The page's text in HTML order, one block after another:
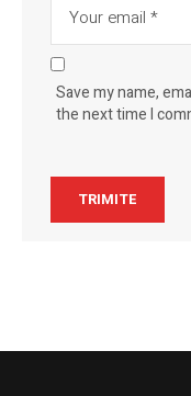
Save my name,
the next time I